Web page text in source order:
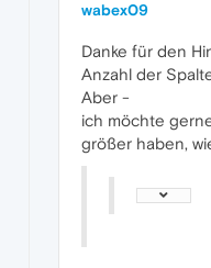
wabex09
Danke für den
Anzahl der
Aber -
ich möchte
größer haben,